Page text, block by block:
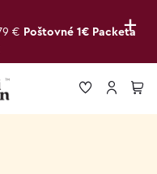
+
€ Poštovné 1€ Packeta